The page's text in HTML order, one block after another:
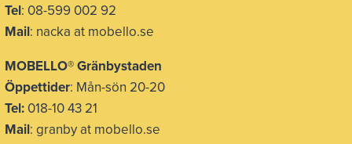
Tel: 08-599 002 92
Mail: nacka at mobello.se
MOBELLO®Gränbystaden
Öppettider: Mån-sön 20-20
Tel: 018-10 43 21
Mail: granby at mobello.se